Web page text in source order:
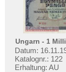
Ungarn - 1
Datum:
Katalognr.: 122
Erhaltung: AU